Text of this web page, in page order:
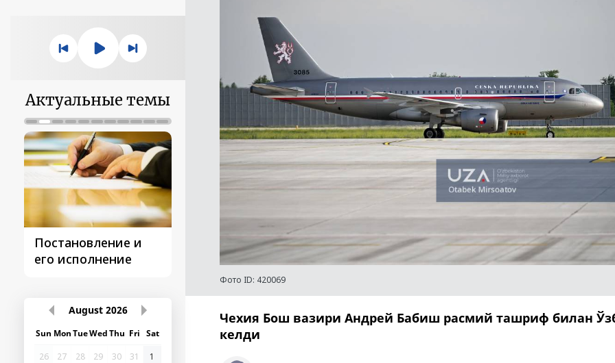
Актуальные темы
Постановление и
его исполнение
Поездки
Президента
Поручение
Президента – в
совещания под
Президента
Мирзиёева
August 2026
Sun MonTueWedThu Fri Sat
26
27 28 29 30 31
1
Фото ID: 420069
Чехия Бош вазири Андрей Бабиш расмий ташриф билан
келди